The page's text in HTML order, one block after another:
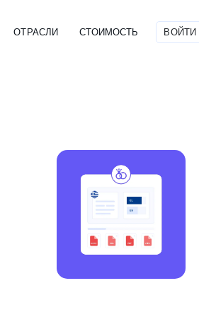
ОТРАСЛИ СТОИМОСТЬ ВОЙТИ